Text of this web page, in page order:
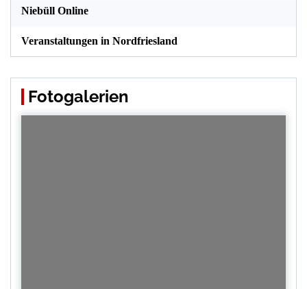
Niebüll Online
Veranstaltungen in Nordfriesland
Fotogalerien